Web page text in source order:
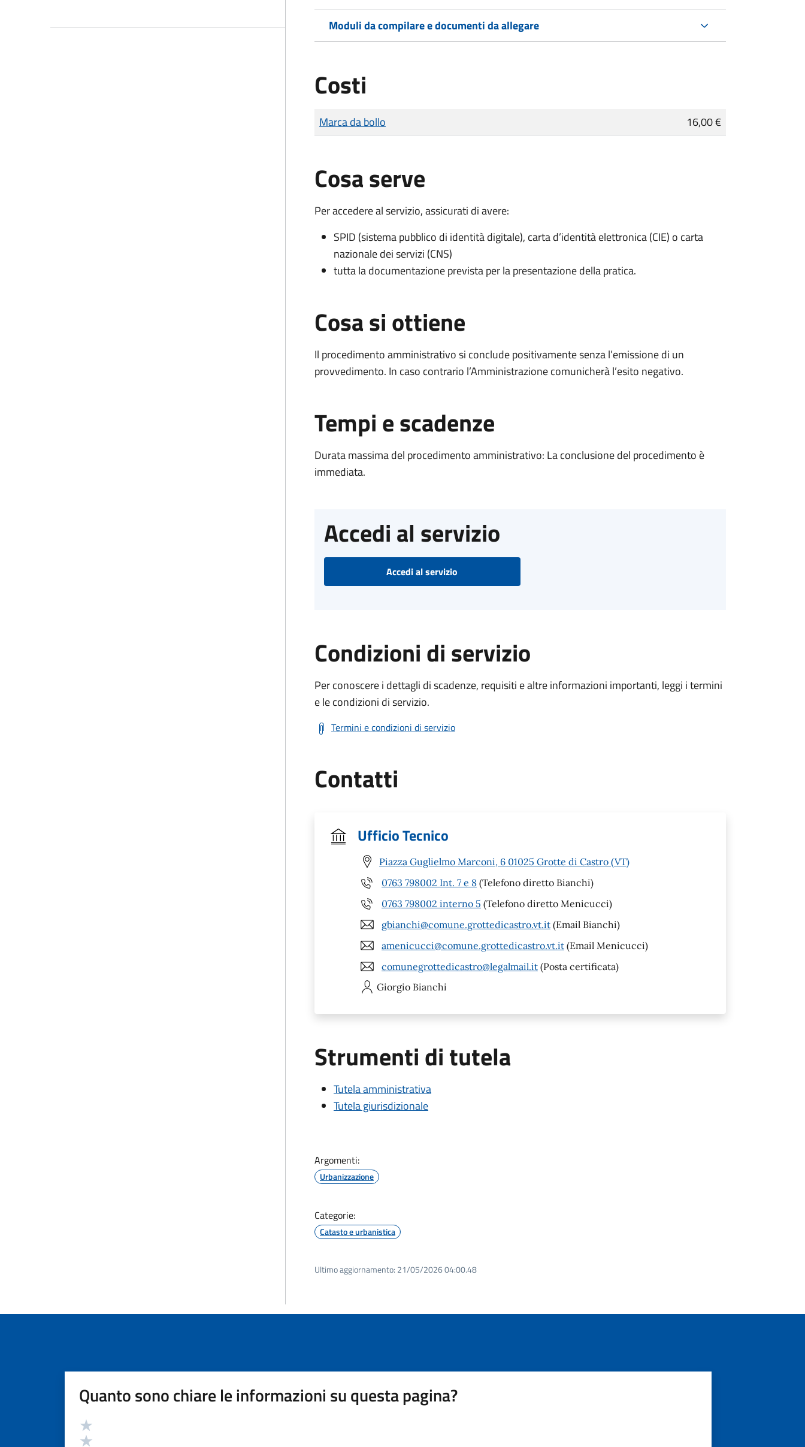
Moduli da compilare e documenti da allegare
Costi
Tipo di pagamento
Importo
Marca da bollo 16,00 €
Cosa serve
Per accedere al servizio, assicurati di avere:
SPID (sistema pubblico di identità digitale), carta d’identità elettronica (CIE) o carta
nazionale dei servizi (CNS)
tutta la documentazione prevista per la presentazione della pratica.
Cosa si ottiene
Il procedimento amministrativo si conclude positivamente senza l’emissione di un
provvedimento. In caso contrario l’Amministrazione comunicherà l’esito negativo.
Tempi e scadenze
Durata massima del procedimento amministrativo: La conclusione del procedimento è
immediata.
Accedi al servizio
Accedi al servizio
Condizioni di servizio
Per conoscere i dettagli di scadenze, requisiti e altre informazioni importanti, leggi i termini
e le condizioni di servizio.
Termini e condizioni di servizio
Contatti
Ufficio Tecnico
Piazza Guglielmo Marconi, 6 01025 Grotte di Castro (VT)
0763 798002 Int. 7 e 8 (Telefono diretto Bianchi)
0763 798002 interno 5 (Telefono diretto Menicucci)
gbianchi@comune.grottedicastro.vt.it (Email Bianchi)
amenicucci@comune.grottedicastro.vt.it (Email Menicucci)
comunegrottedicastro@legalmail.it (Posta certificata)
Giorgio Bianchi
Strumenti di tutela
Tutela amministrativa
Tutela giurisdizionale
Argomenti:
Urbanizzazione
Categorie:
Catasto e urbanistica
Ultimo aggiornamento: 21/05/2026 04:00.48
Quanto sono chiare le informazioni su questa pagina?
Valutazione